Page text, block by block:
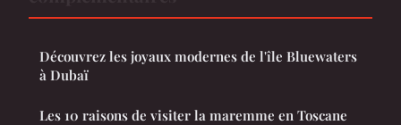
Découvrez les joyaux modernes de l'île Bluewaters
à Dubaï
Les 10 raisons de visiter la maremme en Toscane